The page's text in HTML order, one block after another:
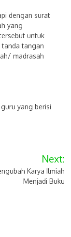
dengan surat
yang
untuk
tanda tangan
madrasah
yang berisi
Next:
Karya Ilmiah
Menjadi Buku